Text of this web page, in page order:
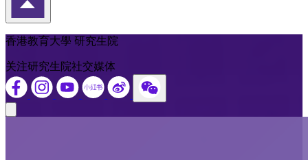
返回頁首
香港教育大學 研究生院
关注研究生院社交媒体
Close modal